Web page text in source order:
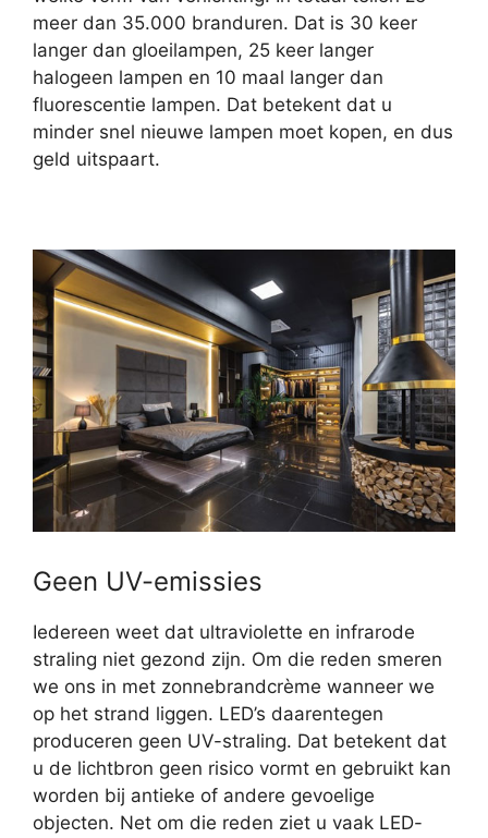
meer dan 35.000 branduren. Dat is 30 keer
langer dan gloeilampen, 25 keer langer
halogeen lampen en 10 maal langer dan
fluorescentie lampen. Dat betekent dat u
minder snel nieuwe lampen moet kopen, en dus
geld uitspaart.
Geen UV-emissies
Iedereen weet dat ultraviolette en infrarode
straling niet gezond zijn. Om die reden smeren
we ons in met zonnebrandcrème wanneer we
op het strand liggen. LED’s daarentegen
produceren geen UV-straling. Dat betekent dat
u de lichtbron geen risico vormt en gebruikt kan
worden bij antieke of andere gevoelige
objecten. Net om die reden ziet u vaak LED-